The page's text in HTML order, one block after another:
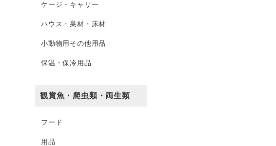
ケージ・キャリー
ハウス・巣材・床材
小動物用その他用品
保温・保冷用品
観賞魚・爬虫類・両生類
フード
用品